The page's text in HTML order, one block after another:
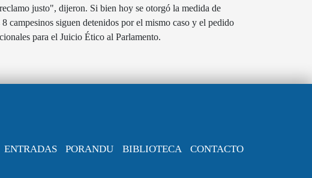
justo", dijeron. Si bien hoy se otorgó la medida de
campesinos siguen detenidos por el mismo caso y el pedido
para el Juicio Ético al Parlamento.
ENTRADAS PORANDU BIBLIOTECA CONTACTO